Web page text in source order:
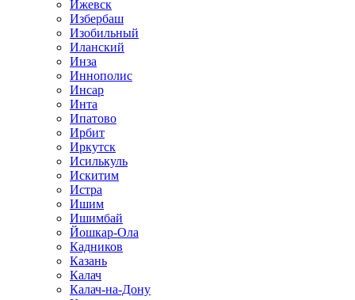
Ижевск
Избербаш
Изобильный
Иланский
Инза
Иннополис
Инсар
Инта
Ипатово
Ирбит
Иркутск
Исилькуль
Искитим
Истра
Ишим
Ишимбай
Йошкар-Ола
Кадников
Казань
Калач
Калач-на-Дону